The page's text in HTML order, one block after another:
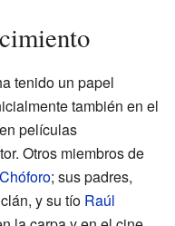
tenido un papel
también en el
películas
Otros miembros de
; sus padres,
y su tío Raúl